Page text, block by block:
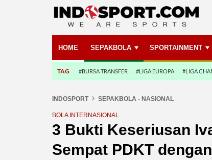
HOME SEPAKBOLA SPORTAINMENT
TAG #BURSA TRANSFER #LIGA EUROPA #LIGA
INDOSPORT SEPAKBOLA - NASIONAL
BOLA INTERNASIONAL
3 Bukti Keseriusan
Sempat PDKT